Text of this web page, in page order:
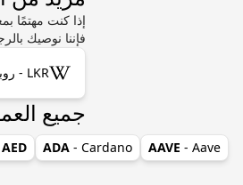
فإننا نوصيك
LKR - روبية سريلانكية على ويكيبيديا
جميع
AAVE - Aave
ADA - Cardano
AED